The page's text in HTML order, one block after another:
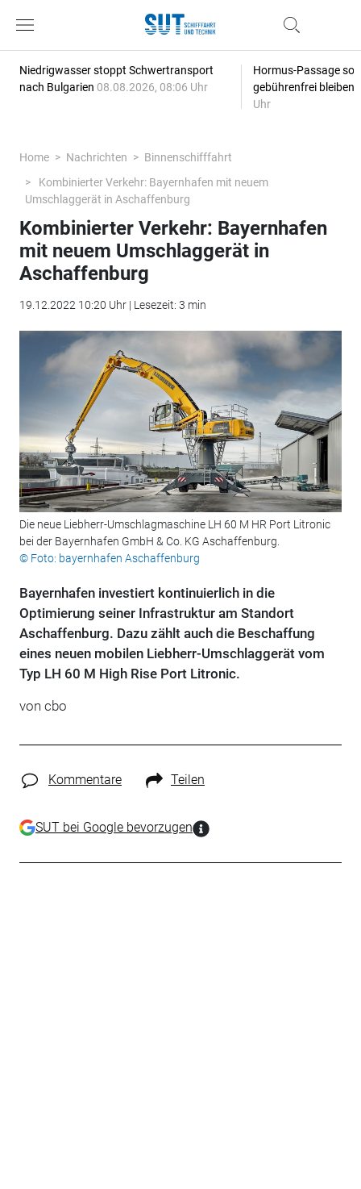
Niedrigwasser stoppt Schwertransport
nach Bulgarien 08.08.2026, 08:06 Uhr
Hormus-Passage
gebührenfrei bleiben
Uhr
Home Nachrichten
Binnenschifffahrt
Kombinierter Verkehr: Bayernhafen mit neuem
Umschlaggerät in Aschaffenburg
Kombinierter Verkehr: Bayernhafen
mit neuem Umschlaggerät in
Aschaffenburg
19.12.2022 10:20 Uhr | Lesezeit: 3 min
Die neue Liebherr-Umschlagmaschine LH 60 M HR Port Litronic
bei der Bayernhafen GmbH & Co. KG Aschaffenburg.
© Foto: bayernhafen Aschaffenburg
Bayernhafen investiert kontinuierlich in die
Optimierung seiner Infrastruktur am Standort
Aschaffenburg. Dazu zählt auch die Beschaffung
eines neuen mobilen Liebherr-Umschlaggerät vom
Typ LH 60 M High Rise Port Litronic.
von cbo
Kommentare Teilen
SUT bei Google bevorzugen